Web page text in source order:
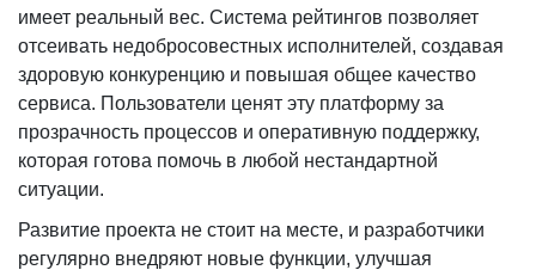
имеет реальный вес. Система рейтингов позволяет
отсеивать недобросовестных исполнителей, создавая
здоровую конкуренцию и повышая общее качество
сервиса. Пользователи ценят эту платформу за
прозрачность процессов и оперативную поддержку,
которая готова помочь в любой нестандартной
ситуации.
Развитие проекта не стоит на месте, и разработчики
регулярно внедряют новые функции, улучшая